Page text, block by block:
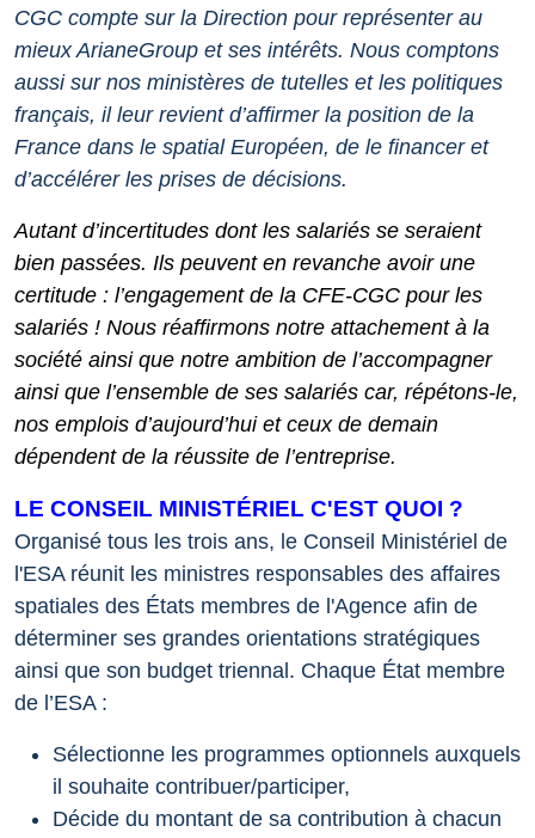
CGC compte sur la Direction pour représenter au
mieux ArianeGroup et ses intérêts. Nous comptons
aussi sur nos ministères de tutelles et les politiques
français, il leur revient d’affirmer la position de la
France dans le spatial Européen, de le financer et
d’accélérer les prises de décisions.
Autant d’incertitudes dont les salariés se seraient
bien passées. Ils peuvent en revanche avoir une
certitude : l’engagement de la CFE-CGC pour les
salariés ! Nous réaffirmons notre attachement à la
société ainsi que notre ambition de l’accompagner
ainsi que l’ensemble de ses salariés car, répétons-le,
nos emplois d’aujourd’hui et ceux de demain
dépendent de la réussite de l’entreprise.
LE CONSEIL MINISTÉRIEL C'EST QUOI ?
Organisé tous les trois ans, le Conseil Ministériel de
l'ESA réunit les ministres responsables des affaires
spatiales des États membres de l'Agence afin de
déterminer ses grandes orientations stratégiques
ainsi que son budget triennal. Chaque État membre
de l’ESA :
Sélectionne les programmes optionnels auxquels
il souhaite contribuer/participer,
Décide du montant de sa contribution à chacun